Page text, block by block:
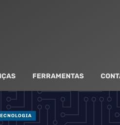
FERRAMENTAS